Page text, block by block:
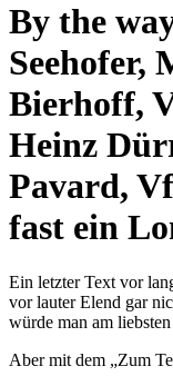
By the
Seehofer,
Bierhoff,
Heinz
Pavard,
fast ein
Ein letzter Text vor
vor lauter Elend gar
würde man am
Aber mit dem „Zum